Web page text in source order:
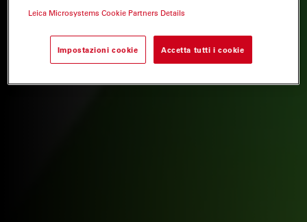
Leica Microsystems Cookie Partners Details
Impostazioni cookie Accetta tutti i cookie